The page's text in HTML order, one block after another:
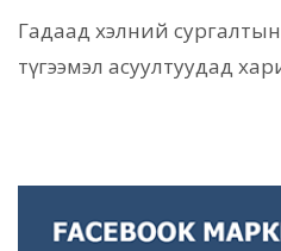
Гадаад хэлний
түгээмэл асуултуудад